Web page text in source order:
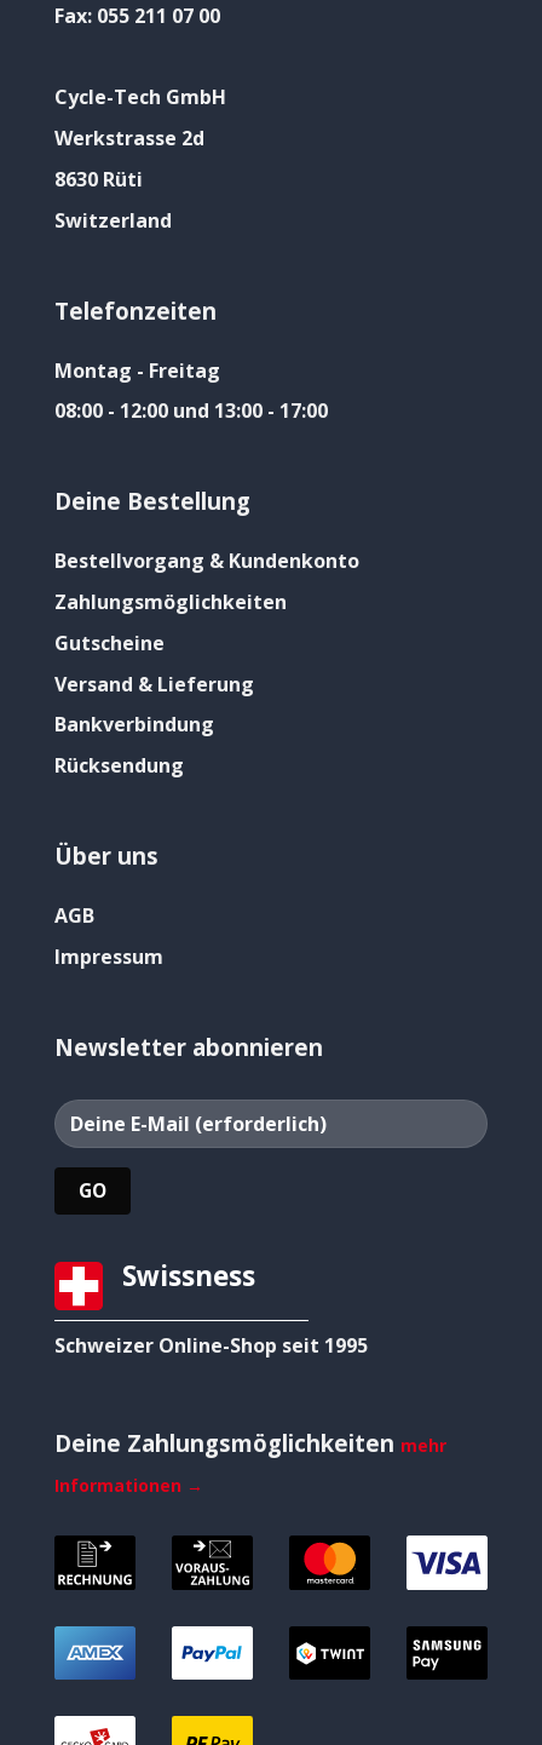
Fax: 055 211 07 00
Cycle-Tech GmbH
Werkstrasse 2d
8630 Rüti
Switzerland
Telefonzeiten
Montag - Freitag
08:00 - 12:00 und 13:00 - 17:00
Deine Bestellung
Bestellvorgang & Kundenkonto
Zahlungsmöglichkeiten
Gutscheine
Versand & Lieferung
Bankverbindung
Rücksendung
Über uns
AGB
Impressum
Newsletter abonnieren
Swissness
Schweizer Online-Shop seit 1995
Deine Zahlungsmöglichkeiten mehr
Informationen →